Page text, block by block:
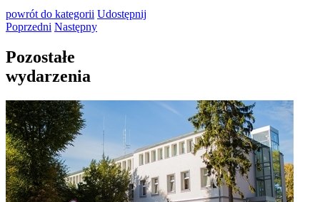
powrót do kategorii Udostępnij
Poprzedni Następny
Pozostałe
wydarzenia